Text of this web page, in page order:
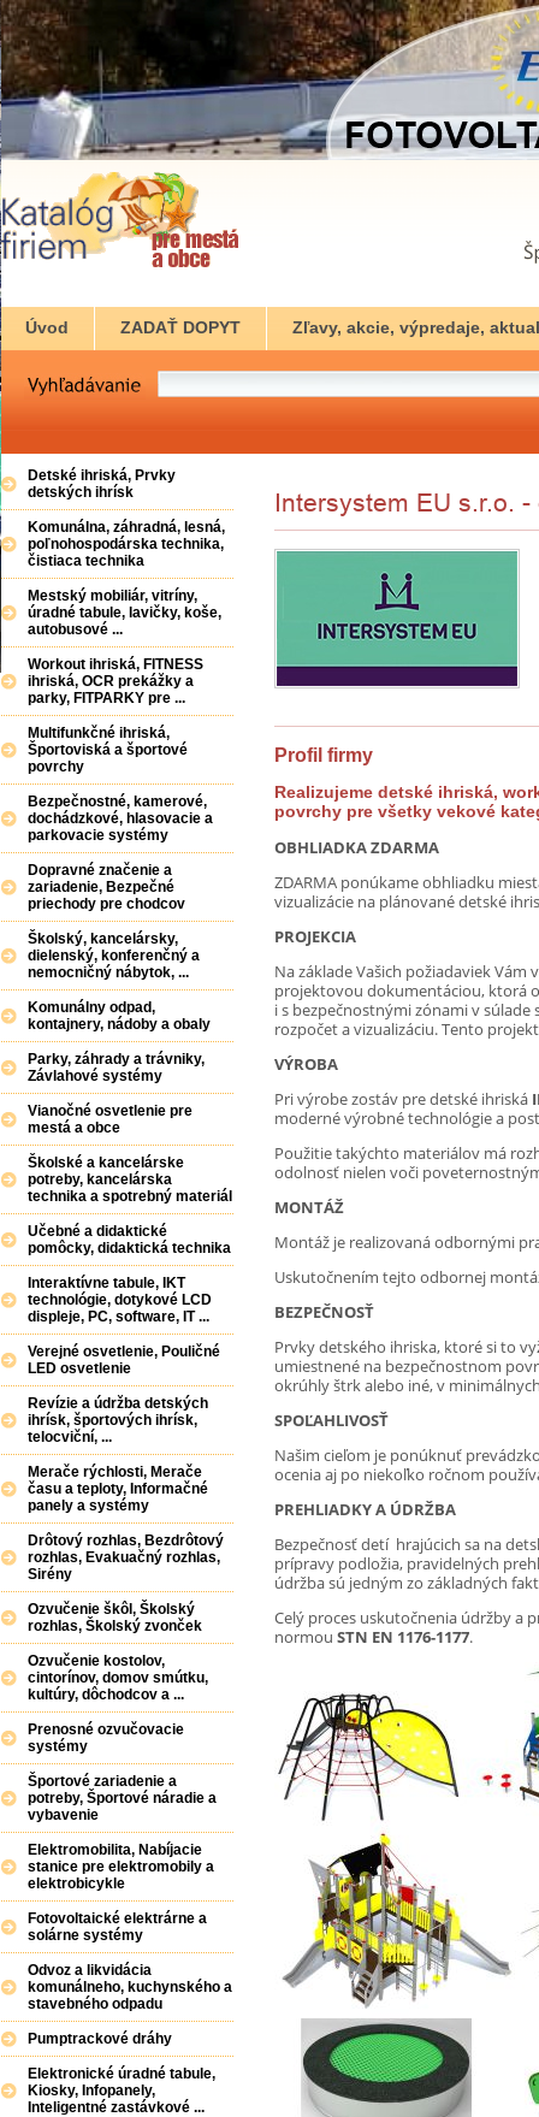
Úvod ZADAŤ DOPYT Zľavy, akcie, výpredaje,
Profil firmy
Realizujeme detské ihriská,
povrchy pre všetky vekové
OBHLIADKA ZDARMA
ZDARMA ponúkame obhliadku
vizualizácie na plánované detské
PROJEKCIA
Na základe Vašich požiadaviek
projektovou dokumentáciou, ktorá
i s bezpečnostnými zónami v súlade
rozpočet a vizualizáciu. Tento
VÝROBA
Pri výrobe zostáv pre detské ihriská
moderné výrobné technológie a
Použitie takýchto materiálov má
odolnosť nielen voči
MONTÁŽ
Montáž je realizovaná odbornými
Uskutočnením tejto odbornej
BEZPEČNOSŤ
Prvky detského ihriska, ktoré si to
umiestnené na bezpečnostnom
okrúhly štrk alebo iné, v
SPOĽAHLIVOSŤ
Našim cieľom je ponúknuť
ocenia aj po niekoľko ročnom
PREHLIADKY A ÚDRŽBA
Bezpečnosť detí hrajúcich sa na
prípravy podložia, pravidelných
údržba sú jedným zo základných
Celý proces uskutočnenia údržby a
normou STN EN 1176-1177.
Detské ihriská, Prvky
detských ihrísk
Komunálna, záhradná, lesná,
poľnohospodárska technika,
čistiaca technika
Mestský mobiliár, vitríny,
úradné tabule, lavičky, koše,
autobusové ...
Workout ihriská, FITNESS
ihriská, OCR prekážky a
parky, FITPARKY pre ...
Multifunkčné ihriská,
Športoviská a športové
povrchy
Bezpečnostné, kamerové,
dochádzkové, hlasovacie a
parkovacie systémy
Dopravné značenie a
zariadenie, Bezpečné
priechody pre chodcov
Školský, kancelársky,
dielenský, konferenčný a
nemocničný nábytok, ...
Komunálny odpad,
kontajnery, nádoby a obaly
Parky, záhrady a trávniky,
Závlahové systémy
Vianočné osvetlenie pre
mestá a obce
Školské a kancelárske
potreby, kancelárska
technika a spotrebný materiál
Učebné a didaktické
pomôcky, didaktická technika
Interaktívne tabule, IKT
technológie, dotykové LCD
displeje, PC, software, IT ...
Verejné osvetlenie, Pouličné
LED osvetlenie
Revízie a údržba detských
ihrísk, športových ihrísk,
telocviční, ...
Merače rýchlosti, Merače
času a teploty, Informačné
panely a systémy
Drôtový rozhlas, Bezdrôtový
rozhlas, Evakuačný rozhlas,
Sirény
Ozvučenie škôl, Školský
rozhlas, Školský zvonček
Ozvučenie kostolov,
cintorínov, domov smútku,
kultúry, dôchodcov a ...
Prenosné ozvučovacie
systémy
Športové zariadenie a
potreby, Športové náradie a
vybavenie
Elektromobilita, Nabíjacie
stanice pre elektromobily a
elektrobicykle
Fotovoltaické elektrárne a
solárne systémy
Odvoz a likvidácia
komunálneho, kuchynského a
stavebného odpadu
Pumptrackové dráhy
Elektronické úradné tabule,
Kiosky, Infopanely,
Inteligentné zastávkové ...